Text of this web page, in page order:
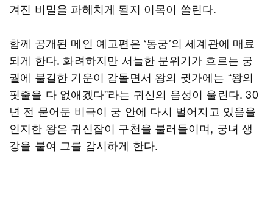
겨진 비밀을 파헤치게 될지 이목이 쏠린다.
함께 공개된 메인 예고편은 ‘동궁’의 세계관에 매료
되게 한다. 화려하지만 서늘한 분위기가 흐르는 궁
궐에 불길한 기운이 감돌면서 왕의 귓가에는 “왕의
핏줄을 다 없애겠다”라는 귀신의 음성이 울린다. 30
년 전 묻어둔 비극이 궁 안에 다시 벌어지고 있음을
인지한 왕은 귀신잡이 구천을 불러들이며, 궁녀 생
강을 붙여 그를 감시하게 한다.